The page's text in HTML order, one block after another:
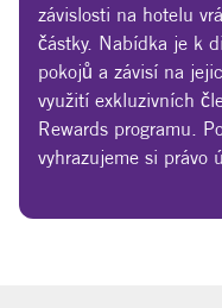
závislosti na hotelu
částky. Nabídka je k
pokojů a závisí na
využití exkluzivních
Rewards programu.
vyhrazujeme si právo